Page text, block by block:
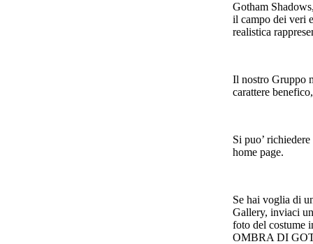
Gotham
il campo dei veri
realistica
Il nostro Gruppo
carattere
Si puo’
home page.
Se hai voglia di
Gallery, inviaci
foto del costume
OMBRA DI